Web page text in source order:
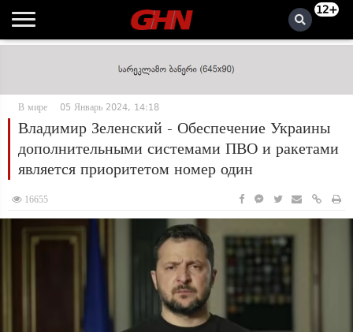
12+
В мире 05 Январь 2024, 14:18
Владимир Зеленский - Обеспечение Украины
дополнительными системами ПВО и ракетами
является приоритетом номер один
16655